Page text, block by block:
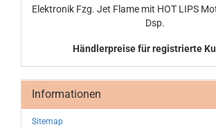
Elek­tro­nik Fzg. Jet Flame mit HOT LIPS
Dsp.
Händlerpreise für registrierte
Informationen
Sitemap